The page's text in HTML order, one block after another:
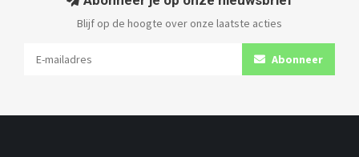
Blijf op de hoogte over onze laatste acties
Abonneer